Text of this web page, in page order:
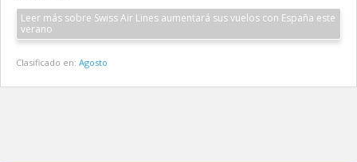
Leer más sobre Swiss Air Lines aumentará sus vuelos con España este
verano
Clasificado en: Agosto